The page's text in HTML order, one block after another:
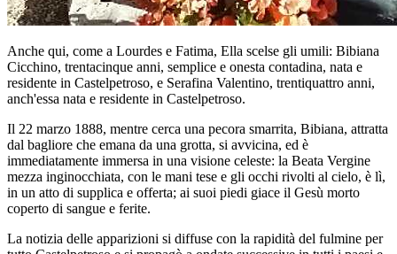
Anche qui, come a Lourdes e Fatima, Ella scelse gli umili: Bibiana
Cicchino, trentacinque anni, semplice e onesta contadina, nata e
residente in Castelpetroso, e Serafina Valentino, trentiquattro anni,
anch'essa nata e residente in Castelpetroso.
Il 22 marzo 1888, mentre cerca una pecora smarrita, Bibiana, attratta
dal bagliore che emana da una grotta, si avvicina, ed è
immediatamente immersa in una visione celeste: la Beata Vergine
mezza inginocchiata, con le mani tese e gli occhi rivolti al cielo, è lì,
in un atto di supplica e offerta; ai suoi piedi giace il Gesù morto
coperto di sangue e ferite.
La notizia delle apparizioni si diffuse con la rapidità del fulmine per